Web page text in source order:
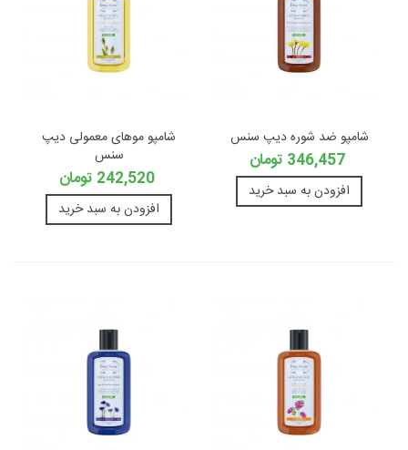
شامپو ضد شوره دیپ سنس
346,457 تومان
افزودن به سبد خرید
شامپو موهای معمولی دیپ
سنس
242,520 تومان
افزودن به سبد خرید